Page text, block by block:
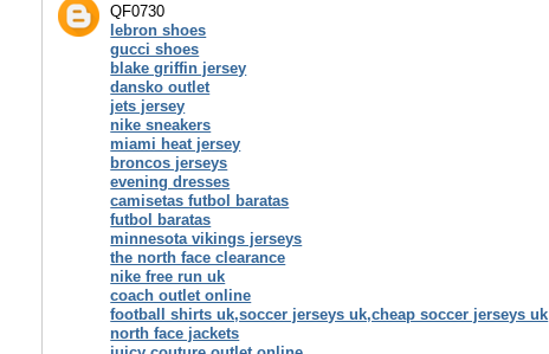
QF0730
lebron shoes
gucci shoes
blake griffin jersey
dansko outlet
jets jersey
nike sneakers
miami heat jersey
broncos jerseys
evening dresses
camisetas futbol baratas
futbol baratas
minnesota vikings jerseys
the north face clearance
nike free run uk
coach outlet online
football shirts uk,soccer jerseys uk,cheap soccer jerseys uk
north face jackets